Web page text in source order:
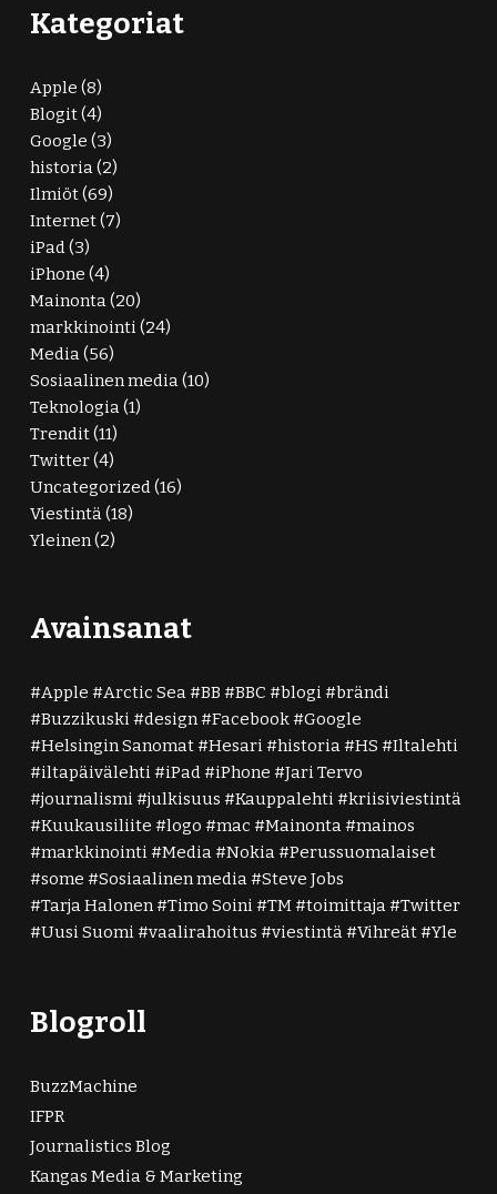
Kategoriat
Apple (8)
Blogit(4)
Google (3)
historia(2)
Ilmiöt(69)
Internet(7)
iPad(3)
iPhone (4)
Mainonta(20)
markkinointi(24)
Media(56)
Sosiaalinen media(10)
Teknologia(1)
Trendit(11)
Twitter(4)
Uncategorized(16)
Viestintä(18)
Yleinen(2)
Avainsanat
Apple Arctic Sea BB BBC blogi
brändi
Buzzikuski
design Facebook
Google
Helsingin Sanomat
Hesari historia HS
Iltalehti
iltapäivälehti
iPad iPhone
Jari Tervo
journalismi
julkisuus Kauppalehti
kriisiviestintä
Kuukausiliite
logo mac Mainonta
mainos
markkinointi
Media Nokia
Perussuomalaiset
some
Sosiaalinen media
Steve Jobs
Tarja Halonen
Timo Soini TM toimittaja
Twitter
Uusi Suomi
vaalirahoitus viestintä Vihreät Yle
Blogroll
BuzzMachine
IFPR
Journalistics Blog
Kangas Media & Marketing